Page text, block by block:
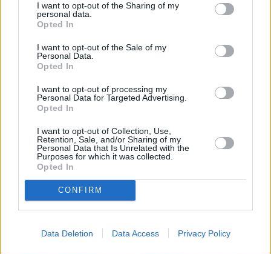
I want to opt-out of the Sharing of my
personal data.
Opted In
I want to opt-out of the Sale of my
Personal Data.
Opted In
I want to opt-out of processing my
Personal Data for Targeted Advertising.
Opted In
I want to opt-out of Collection, Use,
Retention, Sale, and/or Sharing of my
Personal Data that Is Unrelated with the
Purposes for which it was collected.
Opted In
CONFIRM
Data Deletion Data Access Privacy Policy
Πριν 6 ημέρες
Τρίτος στη σφαιροβολία στη διεθνή συνάντηση
Ελλάδας–Κύπρου Κ18 ο Δημήτρης Τέλλιος